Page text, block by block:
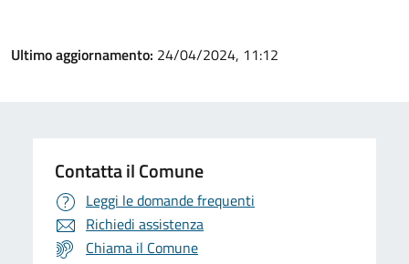
Ultimo aggiornamento: 24/04/2024, 11:12
Contatta il Comune
Leggi le domande frequenti
Richiedi assistenza
Chiama il Comune